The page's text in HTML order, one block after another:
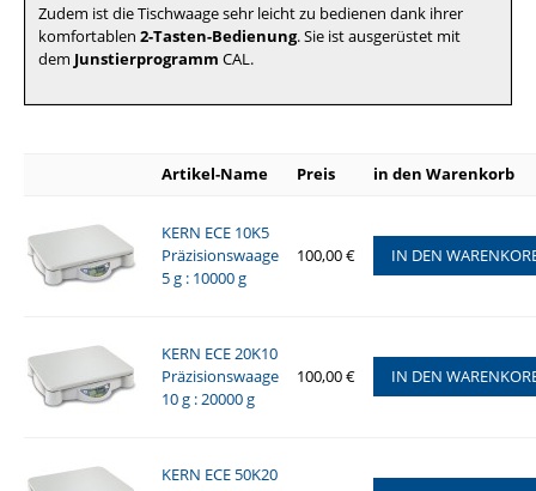
Zudem ist die Tischwaage sehr leicht zu bedienen dank ihrer
komfortablen 2-Tasten-Bedienung. Sie ist ausgerüstet mit
dem Junstierprogramm CAL.
Artikel-Name Preis in den Warenkorb
KERN ECE 10K5
Präzisionswaage
5 g : 10000 g
100,00 € IN DEN
KERN ECE 20K10
Präzisionswaage
10 g : 20000 g
100,00 € IN DEN
KERN ECE 50K20